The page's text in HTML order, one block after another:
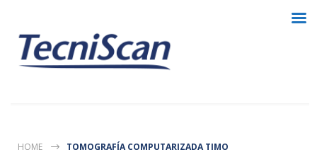
HOME TOMOGRAFÍA COMPUTARIZADA TIMO